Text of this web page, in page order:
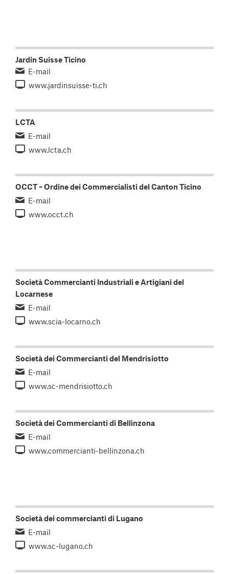
Jardin Suisse Ticino
E-mail
www.jardinsuisse-ti.ch
LCTA
E-mail
www.lcta.ch
OCCT – Ordine dei Commercialisti del Canton Ticino
E-mail
www.occt.ch
Società Commercianti Industriali e Artigiani del
Locarnese
E-mail
www.scia-locarno.ch
Società dei Commercianti del Mendrisiotto
E-mail
www.sc-mendrisiotto.ch
Società dei Commercianti di Bellinzona
E-mail
www.commercianti-bellinzona.ch
Società dei commercianti di Lugano
E-mail
www.sc-lugano.ch